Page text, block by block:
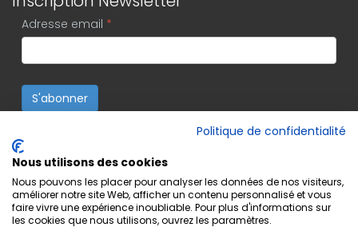
Adresse email *
S'abonner
Politique de confidentialité
Nous utilisons des cookies
Nous pouvons les placer pour analyser les données de nos visiteurs,
améliorer notre site Web, afficher un contenu personnalisé et vous
faire vivre une expérience inoubliable. Pour plus d'informations sur
les cookies que nous utilisons, ouvrez les paramètres.